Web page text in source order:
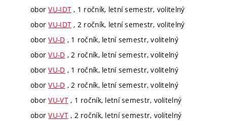
oborVU-IDT , 1 ročník, letní semestr, volitelný
oborVU-IDT , 2 ročník, letní semestr, volitelný
oborVU-D , 1 ročník, letní semestr, volitelný
oborVU-D , 2 ročník, letní semestr, volitelný
oborVU-D , 1 ročník, letní semestr, volitelný
oborVU-D , 2 ročník, letní semestr, volitelný
oborVU-VT, 1 ročník, letní semestr, volitelný
oborVU-VT, 2 ročník, letní semestr, volitelný